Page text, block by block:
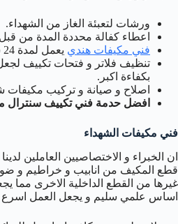
ورشات لتعبئة الغاز من الشهداء.
اعطاء كفالة محددة المدة من
فني مكيفات هندي يعمل لمدة 24 ساعة متواصلة.
تنظيف فلاتر و فتحات تكييف
بكفاءة اكبر.
اصلاح و صيانة و تركيب مكيفات
افضل حدمة فني تكييف سنترال
فني مكيفات الشهداء
ان الخبراء و الاختصاصيين العاملين
قطع المكيف من انابيب و خراطيم و
غيرها من القطع الداخلية الاخرى مما
اساس علمي سليم و يجعل العمل اسرع